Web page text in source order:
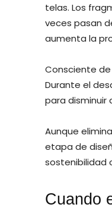
telas. Los
veces pasan
aumenta la
Consciente
Durante el
para disminuir
Aunque
etapa de
sostenibilidad
Cuando